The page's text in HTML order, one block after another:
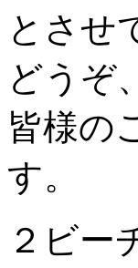
とさせ
どうぞ
皆様の
す。
２ビー